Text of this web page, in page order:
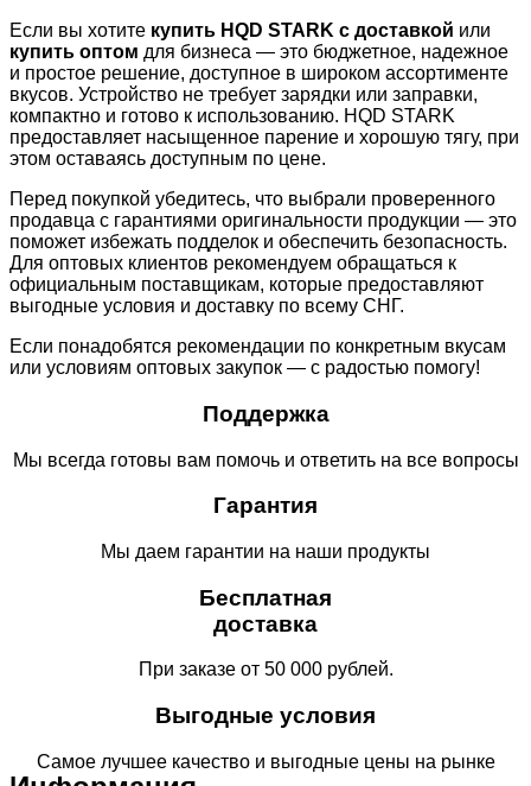
Если вы хотите купить HQD STARK с доставкой или
купить оптом для бизнеса — это бюджетное, надежное
и простое решение, доступное в широком ассортименте
вкусов. Устройство не требует зарядки или заправки,
компактно и готово к использованию. HQD STARK
предоставляет насыщенное парение и хорошую тягу, при
этом оставаясь доступным по цене.
Перед покупкой убедитесь, что выбрали проверенного
продавца с гарантиями оригинальности продукции — это
поможет избежать подделок и обеспечить безопасность.
Для оптовых клиентов рекомендуем обращаться к
официальным поставщикам, которые предоставляют
выгодные условия и доставку по всему СНГ.
Если понадобятся рекомендации по конкретным вкусам
или условиям оптовых закупок — с радостью помогу!
Поддержка
Мы всегда готовы вам помочь и ответить на все вопросы
Гарантия
Мы даем гарантии на наши продукты
Бесплатная
доставка
При заказе от 50 000 рублей.
Выгодные условия
Самое лучшее качество и выгодные цены на рынке